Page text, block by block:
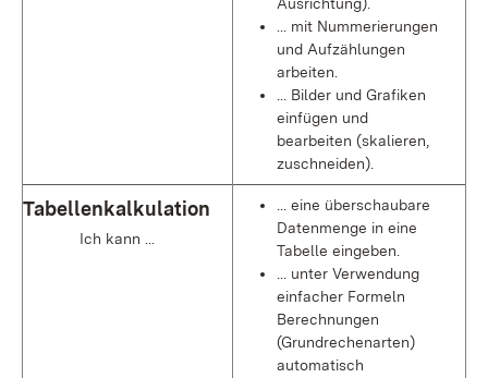
... mit Nummerierungen
und Aufzählungen
arbeiten.
... Bilder und Grafiken
einfügen und
bearbeiten (skalieren,
zuschneiden).
Tabellenkalkulation
Ich kann ...
... eine überschaubare
Datenmenge in eine
Tabelle eingeben.
... unter Verwendung
einfacher Formeln
Berechnungen
(Grundrechenarten)
automatisch